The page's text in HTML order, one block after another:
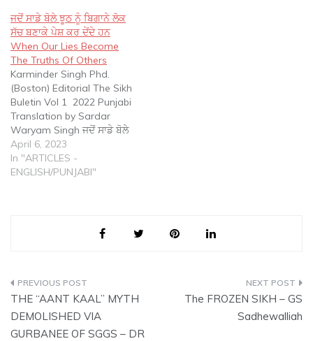
ਹਨ। ਇਹੀ ਉਹ ਰਚਨਾ ਹੈ ਜਿਸਨੇ
ਸ਼ੁਰੂ ਵਿੱਚ ਆਪਣਾ ਨਾਮ ਉਸ ਪੂਰੀ
ਕਿਤਾਬ…
ਜਦੋਂ ਸਾਡੇ ਬੋਲੇ ਝੂਠ ਨੂੰ ਬਿਗਾਨੇ ਲੋਕ
ਸੱਚ ਬਣਾਕੇ ਪੇਸ਼ ਕਰ ਦੇਂਦੇ ਹਨ
When Our Lies Become
The Truths Of Others
Karminder Singh Phd.
(Boston) Editorial The Sikh
Buletin Vol 1 2022 Punjabi
Translation by Sardar
Waryam Singh ਜਦੋਂ ਸਾਡੇ ਬੋਲੇ
ਝੂਠ ਨੂੰ ਬਿਗਾਨੇ ਲੋਕ ਸੱਚ ਬਣਾਕੇ ਪੇਸ਼
ਕਰ ਦੇਂਦੇ ਹਨ ਸੰਪਾਦਕੀ ਲੇਖ The
Sikh Bulletin Issue 1 of
April 6, 2023
In "ARTICLES -
ENGLISH/PUNJABI"
Post
navigation
THE “AANT KAAL” MYTH
DEMOLISHED VIA
GURBANEE OF SGGS – DR
The FROZEN SIKH – GS
Sadhewalliah